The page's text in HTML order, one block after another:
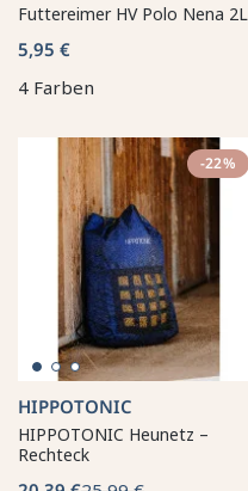
Futtereimer HV Polo Nena 2L
5,95 €
4 Farben
-22%
HIPPOTONIC
HIPPOTONIC Heunetz –
Rechteck